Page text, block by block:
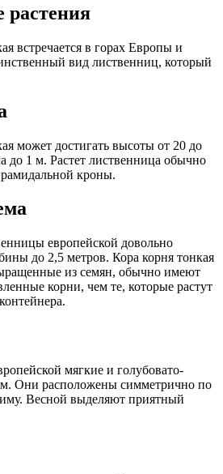
растения
встречается в горах Европы и
вид лиственниц, который
может достигать высоты от 20 до
до 1 м. Растет лиственница обычно
кроны.
европейской довольно
до 2,5 метров. Кора корня тонкая
из семян, обычно имеют
корни, чем те, которые растут
мягкие и голубовато-
Они расположены симметрично по
Весной выделяют приятный